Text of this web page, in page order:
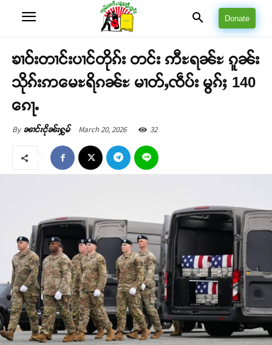
Donate
ၶၢဝ်းတၢင်းပၢင်တိုၵ်း တင်း ဢီႊရၼ်ႊ ၵူၼ်း
သိုၵ်းဢမေႊရိၵၼ်ႊ မၢတ်ႇၸဵပ်း မွၵ်ႈ 140
ၵေႃႉ
By ၼၢင်းငိုၼ်းႁွမ် March 20, 2026 32